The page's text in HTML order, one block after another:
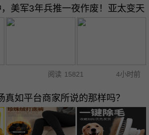
美军3年兵推一夜作废！亚太变天
阅读 15821 4小时前
真如平台商家所说的那样吗？